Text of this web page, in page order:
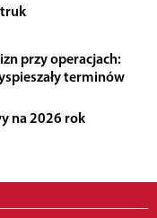
przy operacjach:
terminów
na 2026 rok